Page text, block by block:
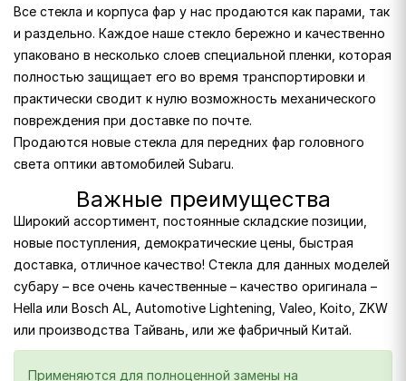
Все стекла и корпуса фар у нас продаются как парами, так
и раздельно. Каждое наше стекло бережно и качественно
упаковано в несколько слоев специальной пленки, которая
полностью защищает его во время транспортировки и
практически сводит к нулю возможность механического
повреждения при доставке по почте.
Продаются новые стекла для передних фар головного
света оптики автомобилей Subaru.
Важные преимущества
Широкий ассортимент, постоянные складские позиции,
новые поступления, демократические цены, быстрая
доставка, отличное качество! Стекла для данных моделей
субару – все очень качественные – качество оригинала –
Hella или Bosch AL, Automotive Lightening, Valeo, Koito, ZKW
или производства Тайвань, или же фабричный Китай.
Применяются для полноценной замены на